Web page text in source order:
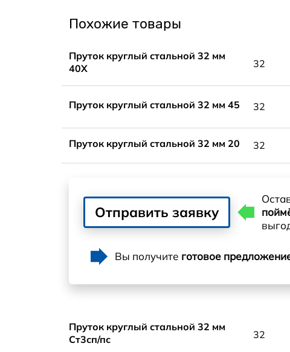
Похожие товары
Пруток круглый стальной 32 мм
40Х
32
Пруток круглый стальной 32 мм 45 32
Пруток круглый стальной 32 мм 20 32
Отправить заявку
Вы получите готовое
Пруток круглый стальной 32 мм
Ст3сп/пс
32